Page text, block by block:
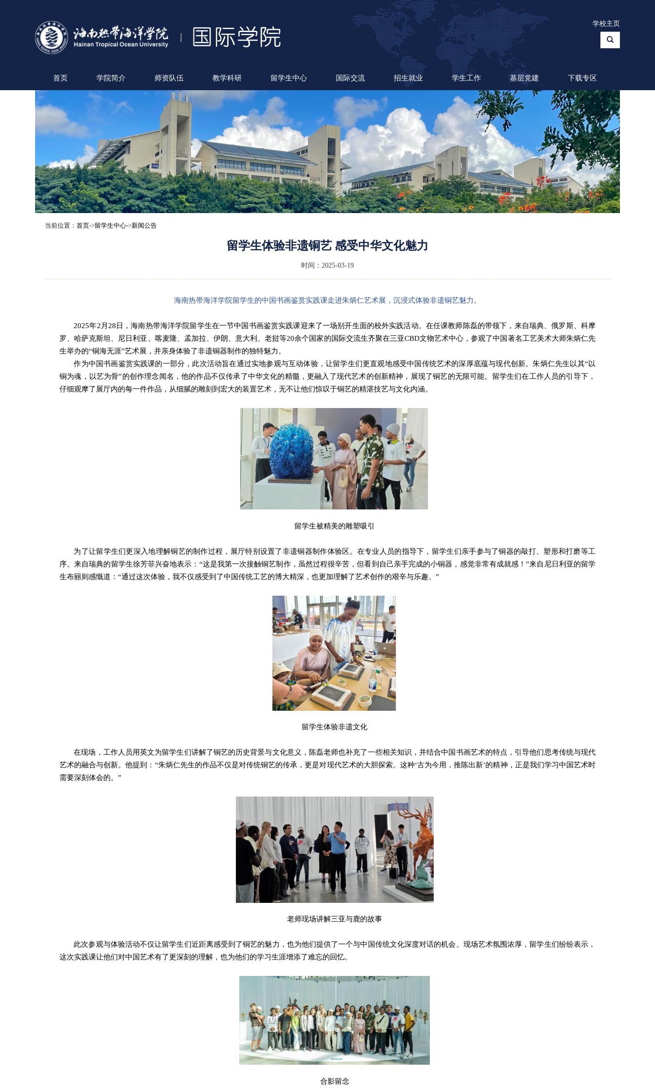
学校主页
首页 学院简介 师资队伍 教学科研 留学生中心 国际交流 招生就业 学生工作 基层党建 下载专区
当前位置： 首页->留学生中心->新闻公告
留学生体验非遗铜艺 感受中华文化魅力
时间：2025-03-19
海南热带海洋学院留学生的中国书画鉴赏实践课走进朱炳仁艺术展，沉浸式体验非遗铜艺魅力。
2025年2月28日，海南热带海洋学院留学生在一节中国书画鉴赏实践课迎来了一场别开生面的校外实践活动。在任课教师陈磊的带领下，来自瑞典、俄罗斯、科摩
罗、哈萨克斯坦、尼日利亚、喀麦隆、孟加拉、伊朗、意大利、老挝等20余个国家的国际交流生齐聚在三亚CBD文物艺术中心，参观了中国著名工艺美术大师朱炳仁先
生举办的“铜海无涯”艺术展，并亲身体验了非遗铜器制作的独特魅力。
作为中国书画鉴赏实践课的一部分，此次活动旨在通过实地参观与互动体验，让留学生们更直观地感受中国传统艺术的深厚底蕴与现代创新。朱炳仁先生以其“以
铜为魂，以艺为骨”的创作理念闻名，他的作品不仅传承了中华文化的精髓，更融入了现代艺术的创新精神，展现了铜艺的无限可能。留学生们在工作人员的引导下，
仔细观摩了展厅内的每一件作品，从细腻的雕刻到宏大的装置艺术，无不让他们惊叹于铜艺的精湛技艺与文化内涵。
留学生被精美的雕塑吸引
为了让留学生们更深入地理解铜艺的制作过程，展厅特别设置了非遗铜器制作体验区。在专业人员的指导下，留学生们亲手参与了铜器的敲打、塑形和打磨等工
序。来自瑞典的留学生徐芳菲兴奋地表示： “这是我第一次接触铜艺制作，虽然过程很辛苦，但看到自己亲手完成的小铜器，感觉非常有成就感！”来自尼日利亚的留学
生布丽则感慨道： “通过这次体验，我不仅感受到了中国传统工艺的博大精深，也更加理解了艺术创作的艰辛与乐趣。”
留学生体验非遗文化
在现场，工作人员用英文为留学生们讲解了铜艺的历史背景与文化意义，陈磊老师也补充了一些相关知识，并结合中国书画艺术的特点，引导他们思考传统与现代
艺术的融合与创新。他提到： “朱炳仁先生的作品不仅是对传统铜艺的传承，更是对现代艺术的大胆探索。这种‘古为今用，推陈出新’的精神，正是我们学习中国艺术时
需要深刻体会的。”
老师现场讲解三亚与鹿的故事
此次参观与体验活动不仅让留学生们近距离感受到了铜艺的魅力，也为他们提供了一个与中国传统文化深度对话的机会。现场艺术氛围浓厚，留学生们纷纷表示，
这次实践课让他们对中国艺术有了更深刻的理解，也为他们的学习生涯增添了难忘的回忆。
合影留念